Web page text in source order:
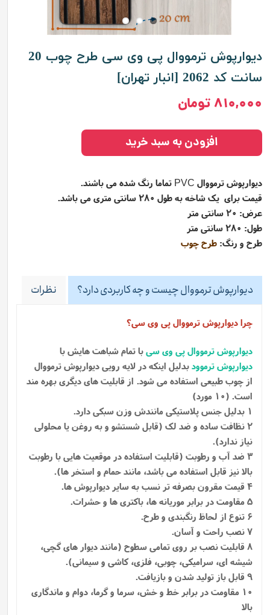
دیوارپوش ترمووال پی وی سی طرح چوب 20
سانت کد 2062 [انبار تهران]
۸۱۰,۰۰۰ تومان
دیوارپوش ترمووال PVC تماما رنگ شده می باشند.
قیمت برای یک شاخه به طول 280 سانتی متری می باشد.
عرض: 20 سانتی متر
طول: 280 سانتی متر
طرح و رنگ: طرح چوب
افزودن به سبد خرید
دیوارپوش ترمووال چیست و چه کاربردی دارد؟ نظرات
چرا دیوارپوش ترمووال پی وی سی؟
دیوارپوش ترمووال پی وی سیبا تمام شباهت هایش با
دیوارپوش ترموودبدلیل اینکه در لایه رویی دیوارپوش ترمووال
از چوب طبیعی استفاده می شود. از قابلیت های دیگری بهره مند
است. (10 مورد)
1 بدلیل جنس پلاستیکی مانندش وزن سبکی دارد.
2 نظافت ساده و ضد لک (قابل شستشو و به روغن یا محلولی
نیاز ندارد).
3 ضد آب و رطوبت (قابلیت استفاده در موقعیت هایی با رطوبت
بالا نیز قابل استفاده می باشد، مانند حمام و استخر ها).
4 قیمت مقرون بصرفه تر نسب به سایر دیوارپوش ها.
5 مقاومت در برابر موریانه ها، باکتری ها و حشرات.
6 تنوع از لحاظ رنگبندی و طرح.
7 نصب راحت و آسان.
8 قابلیت نصب بر روی تمامی سطوح (مانند دیوار های گچی،
شیشه ای، سرامیکی، چوبی، فلزی، کاشی و سیمانی).
9 قابل باز تولید شدن و بازیافت.
10 مقاومت در برابر خط و خش، سرما و گرما، دوام و ماندگاری
بالا